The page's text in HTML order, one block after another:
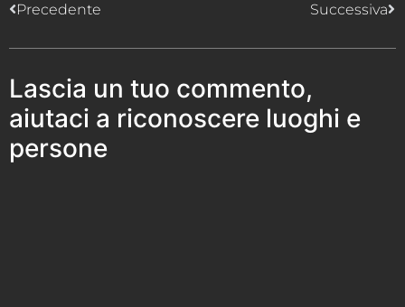
Precedente Successiva
Lascia un tuo commento,
aiutaci a riconoscere luoghi e
persone